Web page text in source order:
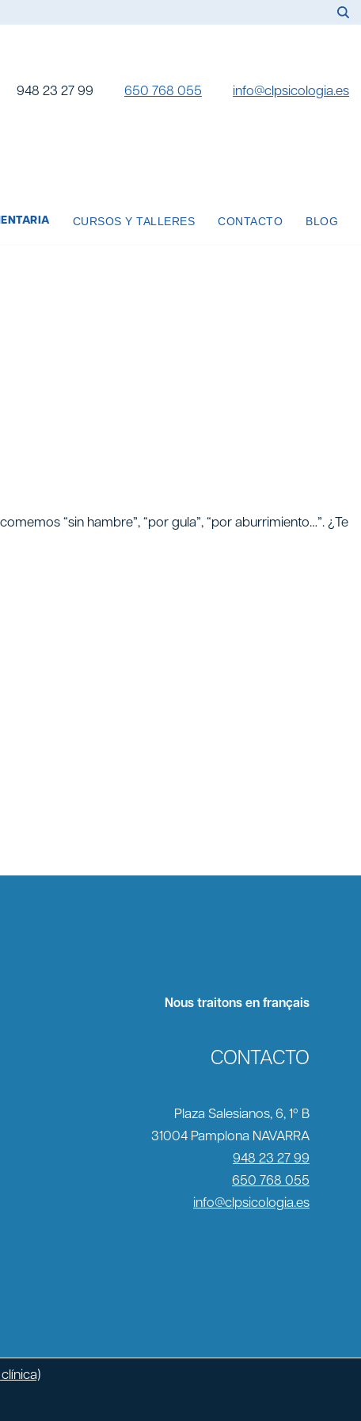
948 23 27 99 650 768 055 info@clpsicologia.es
CURSOS Y TALLERES CONTACTO BLOG
“sin hambre”, “por gula”, “por aburrimiento…”. ¿Te
Nous traitons en français
CONTACTO
Plaza Salesianos, 6, 1º B
31004 Pamplona NAVARRA
948 23 27 99
650 768 055
info@clpsicologia.es